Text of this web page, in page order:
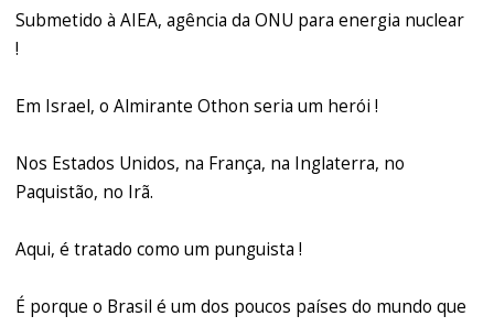
Submetido à AIEA, agência da ONU para energia nuclear
!
Em Israel, o Almirante Othon seria um herói !
Nos Estados Unidos, na França, na Inglaterra, no
Paquistão, no Irã.
Aqui, é tratado como um punguista !
É porque o Brasil é um dos poucos países do mundo que